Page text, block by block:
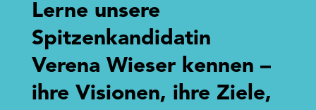
Lerne unsere
Spitzenkandidatin
Verena Wieser kennen –
ihre Visionen, ihre Ziele,